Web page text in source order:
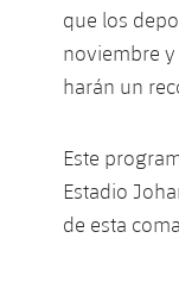
que los
noviembre y
harán un
Este
Estadio
de esta